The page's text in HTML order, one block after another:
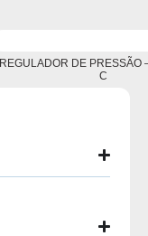
REGULADOR DE PRESSÃO
C